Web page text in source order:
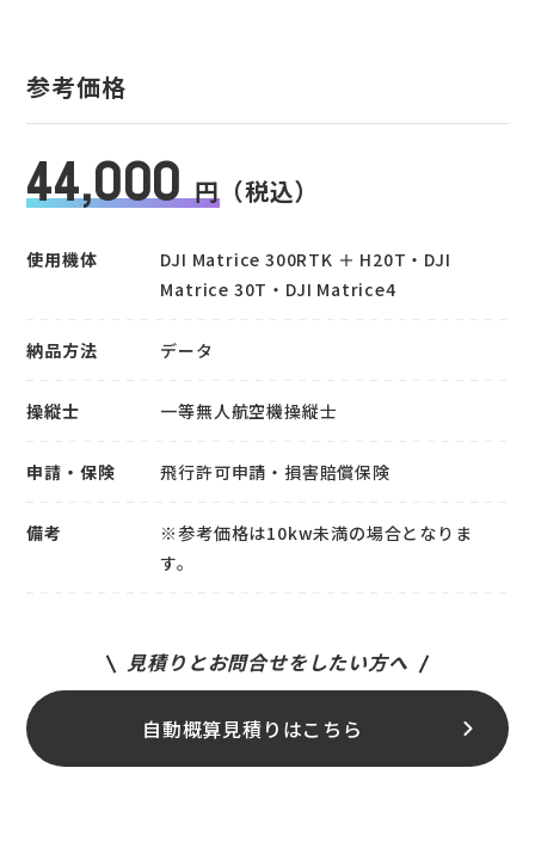
参考価格
44,000 円 （税込）
使用機体
DJI Matrice 300RTK ＋ H20T・DJI
Matrice 30T・DJI Matrice4
納品方法 データ
操縦士 一等無人航空機操縦士
申請・保険 飛行許可申請・損害賠償保険
備考
※参考価格は10kw未満の場合となりま
す。
見積りとお問合せをしたい方へ
自動概算見積りはこちら